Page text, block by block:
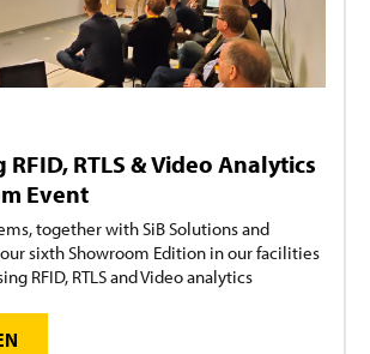
RTLS & Video Analytics
Event
together with SiB Solutions and
sixth Showroom Edition in our facilities
RFID, RTLS and Video analytics